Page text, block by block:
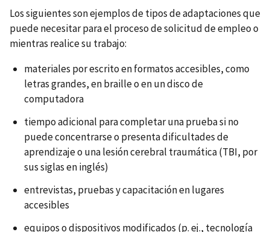
Los siguientes son ejemplos de tipos de adaptaciones que
puede necesitar para el proceso de solicitud de empleo o
mientras realice su trabajo:
materiales por escrito en formatos accesibles, como
letras grandes, en braille o en un disco de
computadora
tiempo adicional para completar una prueba si no
puede concentrarse o presenta dificultades de
aprendizaje o una lesión cerebral traumática (TBI, por
sus siglas en inglés)
entrevistas, pruebas y capacitación en lugares
accesibles
equipos o dispositivos modificados (p. ej., tecnología